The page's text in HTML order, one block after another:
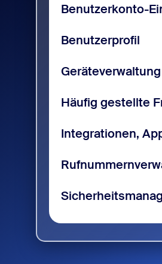
Benutzerkonto-
Benutzerprofil
Geräteverwaltung
Häufig gestellte
Integrationen,